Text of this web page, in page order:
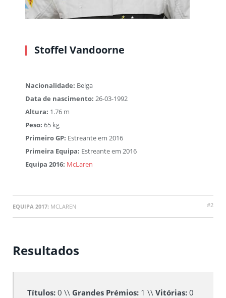
Stoffel Vandoorne
Nacionalidade: Belga
Data de nascimento: 26-03-1992
Altura: 1.76 m
Peso: 65 kg
Primeiro GP: Estreante em 2016
Primeira Equipa: Estreante em 2016
Equipa 2016: McLaren
EQUIPA 2017: MCLAREN #2
Resultados
Títulos:0 \\ Grandes Prémios:1 \\ Vitórias:0